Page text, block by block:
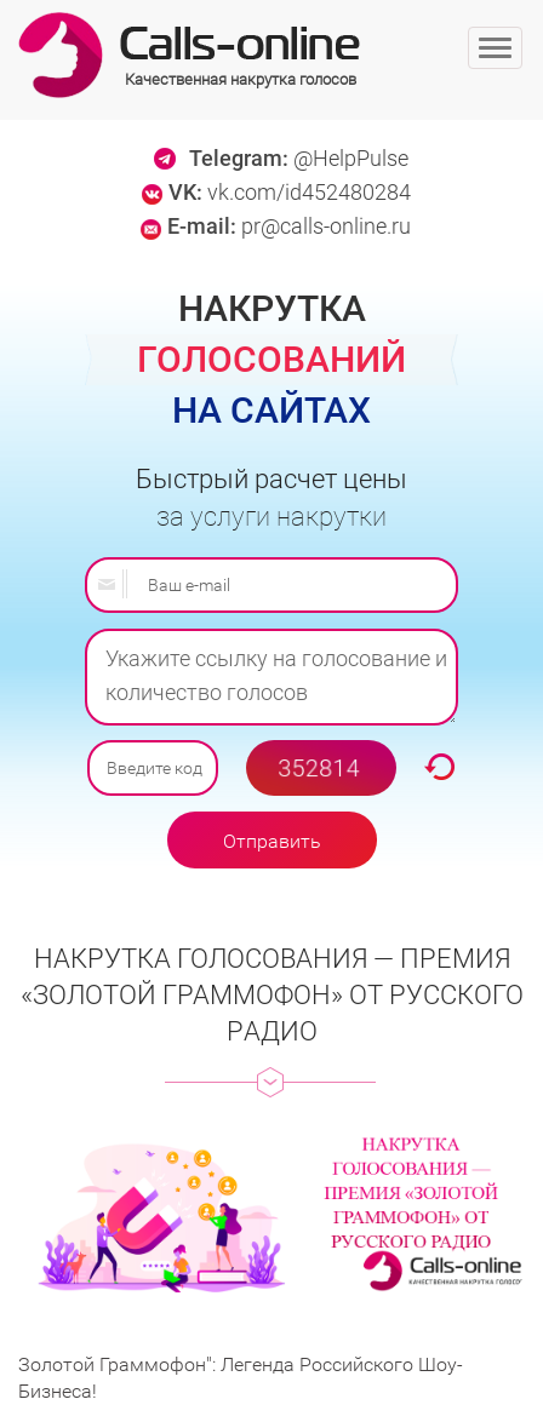
E-mail: pr@calls-online.ru
VK: vk.com/id452480284
Telegram: @HelpPulse
Качественная накрутка голосов
Быстрый расчет цены
за услуги накрутки
Отправить
НАКРУТКА
ГОЛОСОВАНИЙ
НА САЙТАХ
НАКРУТКА ГОЛОСОВАНИЯ — ПРЕМИЯ
«ЗОЛОТОЙ ГРАММОФОН» ОТ РУССКОГО
РAДИО
Золотой Граммофон": Легенда Российского Шоу-
Бизнеса!